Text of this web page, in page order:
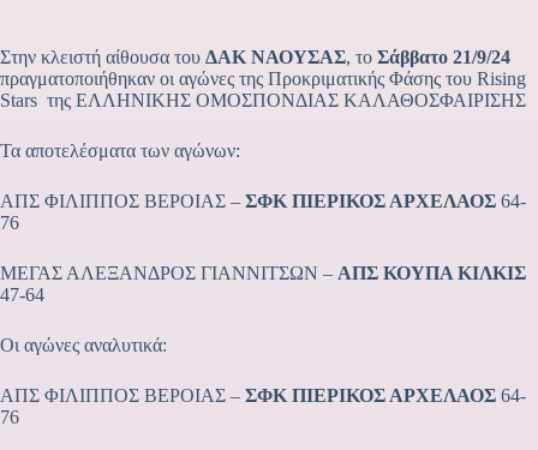
Στην κλειστή αίθουσα του ΔΑΚ ΝΑΟΥΣΑΣ, το Σάββατο 21/9/24
πραγματοποιήθηκαν οι αγώνες της Προκριματικής Φάσης του Rising
Stars της ΕΛΛΗΝΙΚΗΣ ΟΜΟΣΠΟΝΔΙΑΣ ΚΑΛΑΘΟΣΦΑΙΡΙΣΗΣ
Τα αποτελέσματα των αγώνων:
ΑΠΣ ΦΙΛΙΠΠΟΣ ΒΕΡΟΙΑΣ – ΣΦΚ ΠΙΕΡΙΚΟΣ ΑΡΧΕΛΑΟΣ 64-
76
ΜΕΓΑΣ ΑΛΕΞΑΝΔΡΟΣ ΓΙΑΝΝΙΤΣΩΝ – ΑΠΣ ΚΟΥΠΑ ΚΙΛΚΙΣ
47-64
Οι αγώνες αναλυτικά:
ΑΠΣ ΦΙΛΙΠΠΟΣ ΒΕΡΟΙΑΣ – ΣΦΚ ΠΙΕΡΙΚΟΣ ΑΡΧΕΛΑΟΣ 64-
76